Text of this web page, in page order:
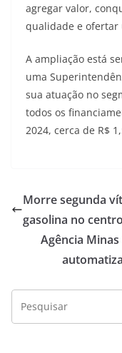
agregar valor,
qualidade e ofertar
A ampliação está
uma
sua atuação no
todos os
2024, cerca de R$
Morre segunda
gasolina no
Agência